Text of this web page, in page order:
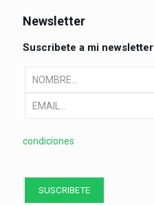
Newsletter
Suscribete a mi newsletter
condiciones